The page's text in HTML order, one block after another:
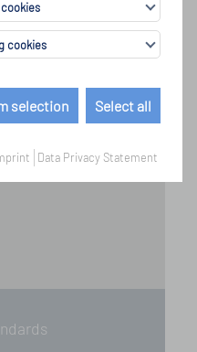
cookies
selection Select all
Data Privacy Statement
Realität werden – in
weltweiten